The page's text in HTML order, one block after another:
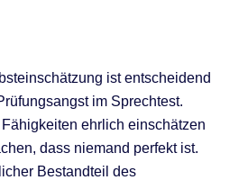
ist entscheidend
im Sprechtest.
ehrlich einschätzen
dass niemand perfekt ist.
Bestandteil des